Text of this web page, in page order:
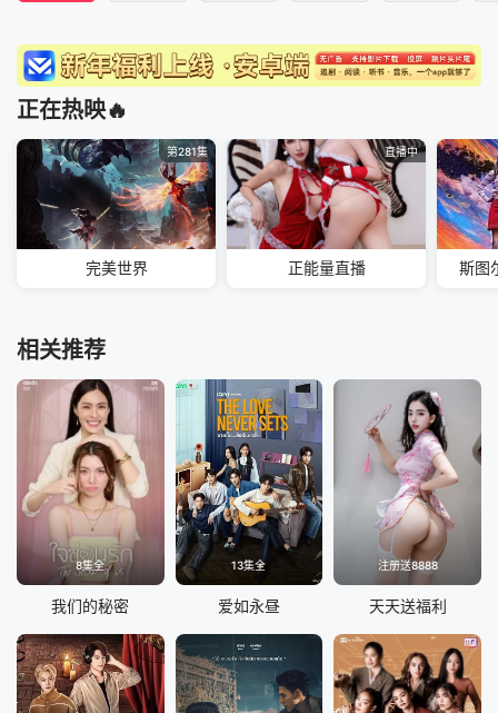
正在热映🔥
第281集
完美世界
直播中
正能量直播 斯图
相关推荐
8集全
我们的秘密
13集全
爱如永昼
注册送8888
天天送福利